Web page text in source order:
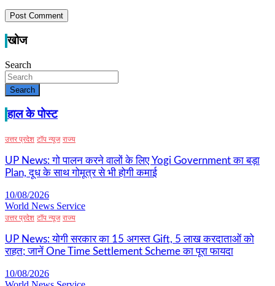
खोज
Search
Search
हाल के पोस्ट
उत्तर प्रदेश टॉप न्यूज राज्य
UP News: गो पालन करने वालों के लिए Yogi Government का बड़ा
Plan, दूध के साथ गोमूत्र से भी होगी कमाई
10/08/2026
World News Service
उत्तर प्रदेश टॉप न्यूज राज्य
UP News: योगी सरकार का 15 अगस्त Gift, 5 लाख करदाताओं को
राहत; जानें One Time Settlement Scheme का पूरा फायदा
10/08/2026